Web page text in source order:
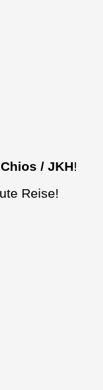
Chios / JKH!
Reise!